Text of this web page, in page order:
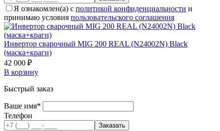
Я ознакомлен(а) с политикой конфиденциальности и
принимаю условия пользовательского соглашения
Инвертор сварочный MIG 200 REAL (N24002N) Black
(маска+краги)
42 000 ₽
В корзину
Быстрый заказ
Ваше имя*
Телефон